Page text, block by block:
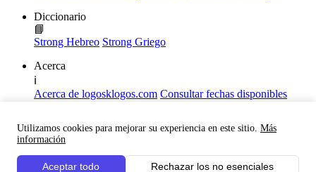
Utilizamos cookies para mejorar su experiencia en este sitio. Más
información
Aceptar todo Rechazar los no esenciales
Diccionario
📘
Strong Hebreo Strong Griego
Acerca
ℹ️
Acerca de logosklogos.com Consultar fechas disponibles
Links útiles
Facebook